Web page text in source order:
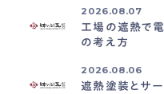
2026.08.07
工場の遮熱で
の考え方
2026.08.06
遮熱塗装とサ